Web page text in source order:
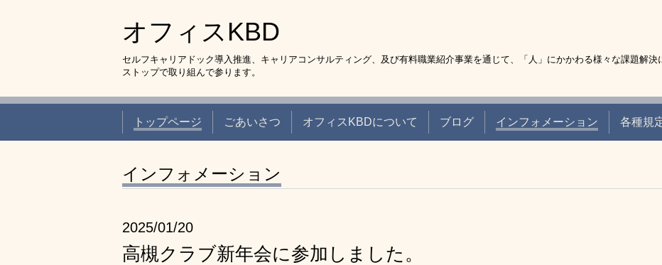
オフィスKBD
セルフキャリアドック導入推進、キャリアコンサルティング、及び有料職業紹介事業を通じて、「人」にかかわる様々な課題解決
ストップで取り組んで参ります。
トップページ ごあいさつ オフィスKBDについて ブログ インフォメーション 各種規
インフォメーション
2025/01/20
高槻クラブ新年会に参加しました。